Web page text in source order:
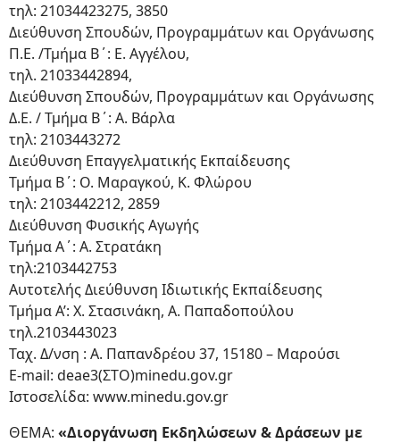
τηλ: 21034423275, 3850
Διεύθυνση Σπουδών, Προγραμμάτων και Οργάνωσης
Π.Ε. /Τμήμα Β΄: Ε. Αγγέλου,
τηλ. 21033442894,
Διεύθυνση Σπουδών, Προγραμμάτων και Οργάνωσης
Δ.Ε. / Τμήμα Β΄: Α. Βάρλα
τηλ: 2103443272
Διεύθυνση Επαγγελματικής Εκπαίδευσης
Τμήμα Β΄: Ο. Μαραγκού, Κ. Φλώρου
τηλ: 2103442212, 2859
Διεύθυνση Φυσικής Αγωγής
Τμήμα Α΄: Α. Στρατάκη
τηλ:2103442753
Αυτοτελής Διεύθυνση Ιδιωτικής Εκπαίδευσης
Τμήμα Α’: Χ. Στασινάκη, Α. Παπαδοπούλου
τηλ.2103443023
Ταχ. Δ/νση : Α. Παπανδρέου 37, 15180 – Μαρούσι
E-mail: deae3(ΣΤΟ)minedu.gov.gr
Ιστοσελίδα: www.minedu.gov.gr
ΘΕΜΑ: «Διοργάνωση Εκδηλώσεων & Δράσεων με